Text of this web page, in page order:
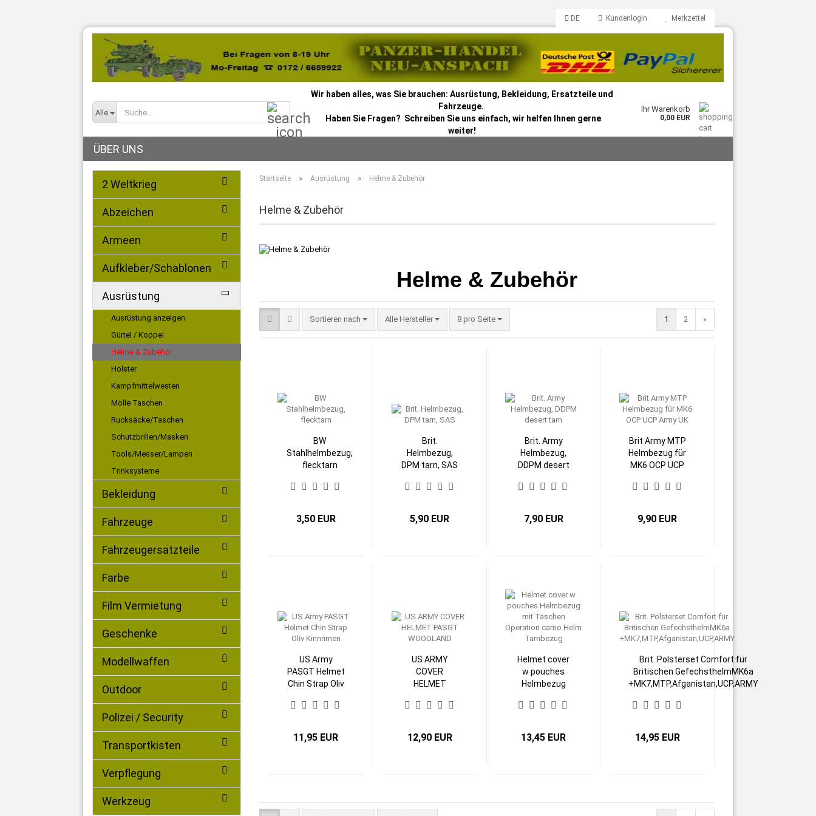
DE Kundenlogin Merkzettel
Alle
Wir haben alles, was Sie brauchen: Ausrüstung, Bekleidung, Ersatzteile und
Fahrzeuge.
Haben Sie Fragen? Schreiben Sie uns einfach, wir helfen Ihnen gerne
weiter!
Ihr Warenkorb
0,00 EUR
ÜBER UNS
Startseite » Ausrüstung » Helme & Zubehör
Helme & Zubehör
Helme & Zubehör
Sortieren nach
Sortieren nach Alle Hersteller 8 pro Seite
pro Seite 1 2 »
BW
Stahlhelmbezug,
flecktarn
3,50 EUR
Brit.
Helmbezug,
DPM tarn, SAS
5,90 EUR
Brit. Army
Helmbezug,
DDPM desert
7,90 EUR
Brit Army MTP
Helmbezug für
MK6 OCP UCP
9,90 EUR
US Army
PASGT Helmet
Chin Strap Oliv
11,95 EUR
US ARMY
COVER
HELMET
WOODLAND
12,90 EUR
Helmet cover
w pouches
Helmbezug
Operation
Tarnbezug
13,45 EUR
Brit. Polsterset Comfort für
Britischen GefechsthelmMK6a
+MK7,MTP,Afganistan,UCP,ARMY
14,95 EUR
2 Weltkrieg
Abzeichen
Armeen
Aufkleber/Schablonen
Ausrüstung
Ausrüstung anzeigen
Gürtel / Koppel
Helme & Zubehör
Holster
Kampfmittelwesten
Molle Taschen
Rucksäcke/Taschen
Schutzbrillen/Masken
Tools/Messer/Lampen
Trinksysteme
Bekleidung
Fahrzeuge
Fahrzeugersatzteile
Farbe
Film Vermietung
Geschenke
Modellwaffen
Outdoor
Polizei / Security
Transportkisten
Verpflegung
Werkzeug